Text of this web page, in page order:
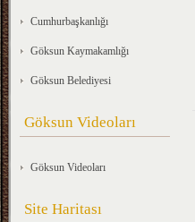
Cumhurbaşkanlığı
Göksun Kaymakamlığı
Göksun Belediyesi
Göksun Videoları
Göksun Videoları
Site Haritası